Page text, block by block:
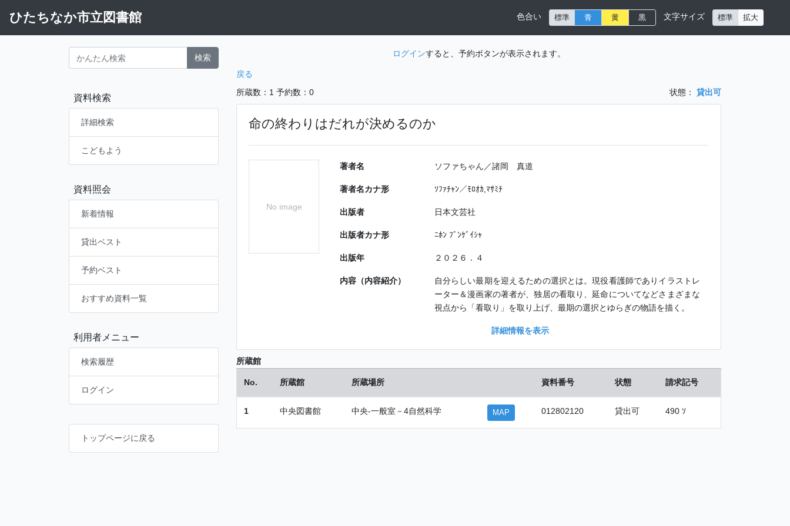
ひたちなか市立図書館 色合い 標準 青 黄 黒 文字サイズ 標準 拡大
検索
資料検索
詳細検索
こどもよう
資料照会
新着情報
貸出ベスト
予約ベスト
おすすめ資料一覧
利用者メニュー
検索履歴
ログイン
トップページに戻る
ログインすると、予約ボタンが表示されます。
戻る
所蔵数：1 予約数：0 状態： 貸出可
命の終わりはだれが決めるのか
No image
著者名 ソファちゃん／諸岡 真道
著者名カナ形 ｿﾌｧﾁｬﾝ／ﾓﾛｵｶ,ﾏｻﾐﾁ
出版者 日本文芸社
出版者カナ形 ﾆﾎﾝ ﾌﾞﾝｹﾞｲｼｬ
出版年 ２０２６．４
内容（内容紹介）
自分らしい最期を迎えるための選択とは。現役看護師でありイラストレ
ーター＆漫画家の著者が、独居の看取り、延命についてなどさまざまな
視点から「看取り」を取り上げ、最期の選択とゆらぎの物語を描く。
詳細情報を表示
所蔵館
No. 所蔵館 所蔵場所 資料番号 状態 請求記号
1 中央図書館 中央-一般室－4自然科学 MAP 012802120 貸出可 490 ｿ